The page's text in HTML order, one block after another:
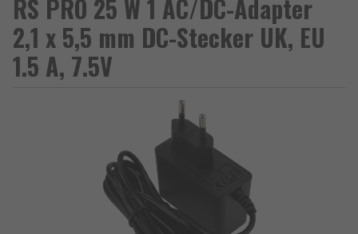
RS PRO 25 W 1 AC/DC-Adapter
2,1 x 5,5 mm DC-Stecker UK, EU
1.5 A, 7.5V